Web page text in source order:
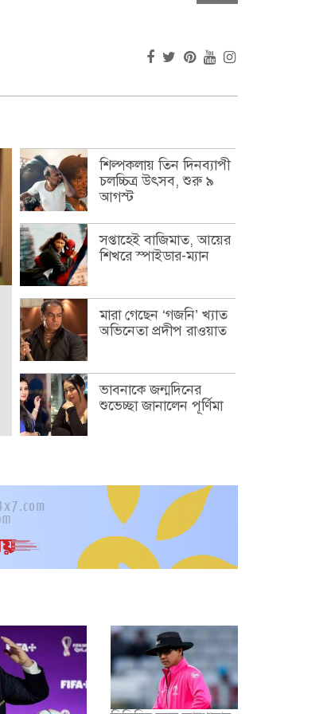
শিল্পকলায় তিন দিনব্যাপী
চলচ্চিত্র উৎসব, শুরু ৯
আগস্ট
সপ্তাহেই বাজিমাত, আয়ের
শিখরে স্পাইডার-ম্যান
মারা গেছেন ‘গজনি’ খ্যাত
অভিনেতা প্রদীপ রাওয়াত
ভাবনাকে জন্মদিনের
শুভেচ্ছা জানালেন পূর্ণিমা